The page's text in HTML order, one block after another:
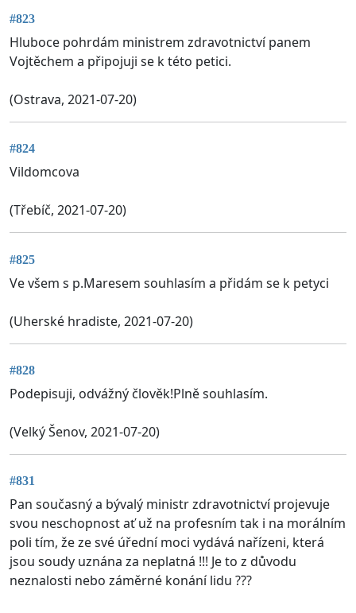
#823
Hluboce pohrdám ministrem zdravotnictví panem
Vojtěchem a připojuji se k této petici.
(Ostrava, 2021-07-20)
#824
Vildomcova
(Třebíč, 2021-07-20)
#825
Ve všem s p.Maresem souhlasím a přidám se k petyci
(Uherské hradiste, 2021-07-20)
#828
Podepisuji, odvážný člověk!Plně souhlasím.
(Velký Šenov, 2021-07-20)
#831
Pan současný a bývalý ministr zdravotnictví projevuje
svou neschopnost ať už na profesním tak i na morálním
poli tím, že ze své úřední moci vydává nařízeni, která
jsou soudy uznána za neplatná !!! Je to z důvodu
neznalosti nebo záměrné konání lidu ???